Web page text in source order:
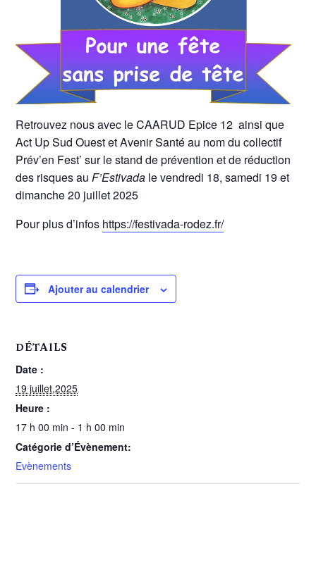
Retrouvez nous avec le CAARUD Epice 12 ainsi que
Act Up Sud Ouest et Avenir Santé au nom du collectif
Prév’en Fest’ sur le stand de prévention et de réduction
des risques auF’Estivada le vendredi 18, samedi 19 et
dimanche 20 juillet 2025
Pour plus d’infos https://festivada-rodez.fr/
Ajouter au calendrier
DÉTAILS
Date :
19 juillet,2025
Heure :
17 h 00 min - 1 h 00 min
Catégorie d’Évènement:
Evènements